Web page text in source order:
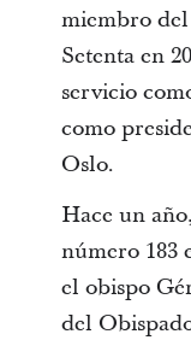
miembro
Setenta en
servicio
como
Oslo.
Hace un
número 183
el obispo
del